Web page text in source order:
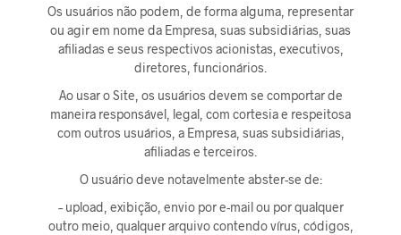
Os usuários não podem, de forma alguma, representar
ou agir em nome da Empresa, suas subsidiárias, suas
afiliadas e seus respectivos acionistas, executivos,
diretores, funcionários.
Ao usar o Site, os usuários devem se comportar de
maneira responsável, legal, com cortesia e respeitosa
com outros usuários, a Empresa, suas subsidiárias,
afiliadas e terceiros.
O usuário deve notavelmente abster-se de:
– upload, exibição, envio por e-mail ou por qualquer
outro meio, qualquer arquivo contendo vírus, códigos,